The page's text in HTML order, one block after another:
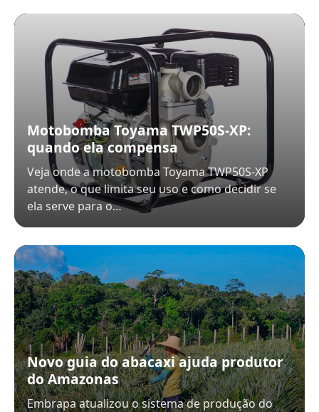
Motobomba Toyama TWP50S-XP:
quando ela compensa
Veja onde a motobomba Toyama TWP50S-XP
atende, o que limita seu uso e como decidir se
ela serve para o…
Novo guia do abacaxi ajuda produtor
do Amazonas
Embrapa atualizou o sistema de produção do